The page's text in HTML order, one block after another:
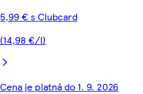
5,99 € s Clubcard
(14,98 €/l)
Cena je platná do 1. 9. 2026